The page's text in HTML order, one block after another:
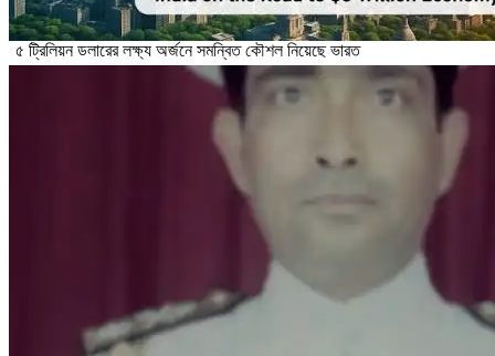
৫ ট্রিলিয়ন ডলারের লক্ষ্য অর্জনে সমন্বিত কৌশল নিয়েছে ভারত